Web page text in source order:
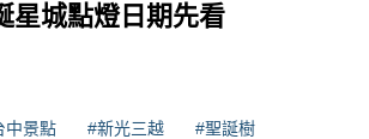
星城點燈日期先看
中景點 #新光三越 #聖誕樹